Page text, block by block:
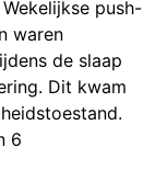
push-
waren
de slaap
Dit kwam
6